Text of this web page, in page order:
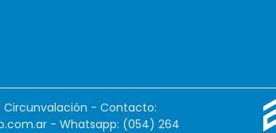
Circunvalación - Contacto:
- Whatsapp: (054) 264